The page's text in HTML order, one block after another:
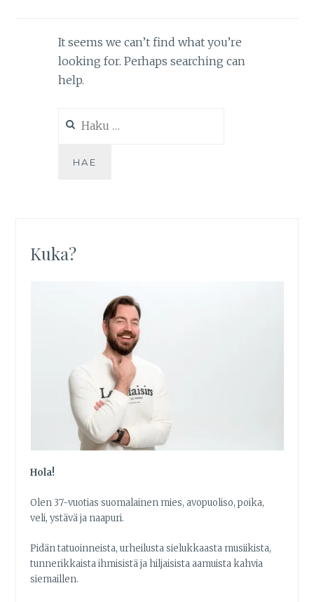
It seems we can’t find what you’re
looking for. Perhaps searching can
help.
Kuka?
Hola!
Olen 37-vuotias suomalainen mies, avopuoliso, poika,
veli, ystävä ja naapuri.
Pidän tatuoinneista, urheilusta sielukkaasta musiikista,
tunnerikkaista ihmisistä ja hiljaisista aamuista kahvia
siemaillen.